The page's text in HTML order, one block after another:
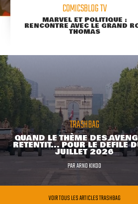
COMICSBLOG TV
MARVEL ET POLITIQUE :
RENCONTRE AVEC LE GRAND
THOMAS
TRASHBAG
QUAND LE THÈME DES
RETENTIT... POUR LE DÉFILÉ
JUILLET 2026
PARARNO KIKOO
VOIR TOUS LES ARTICLES TRASHBAG